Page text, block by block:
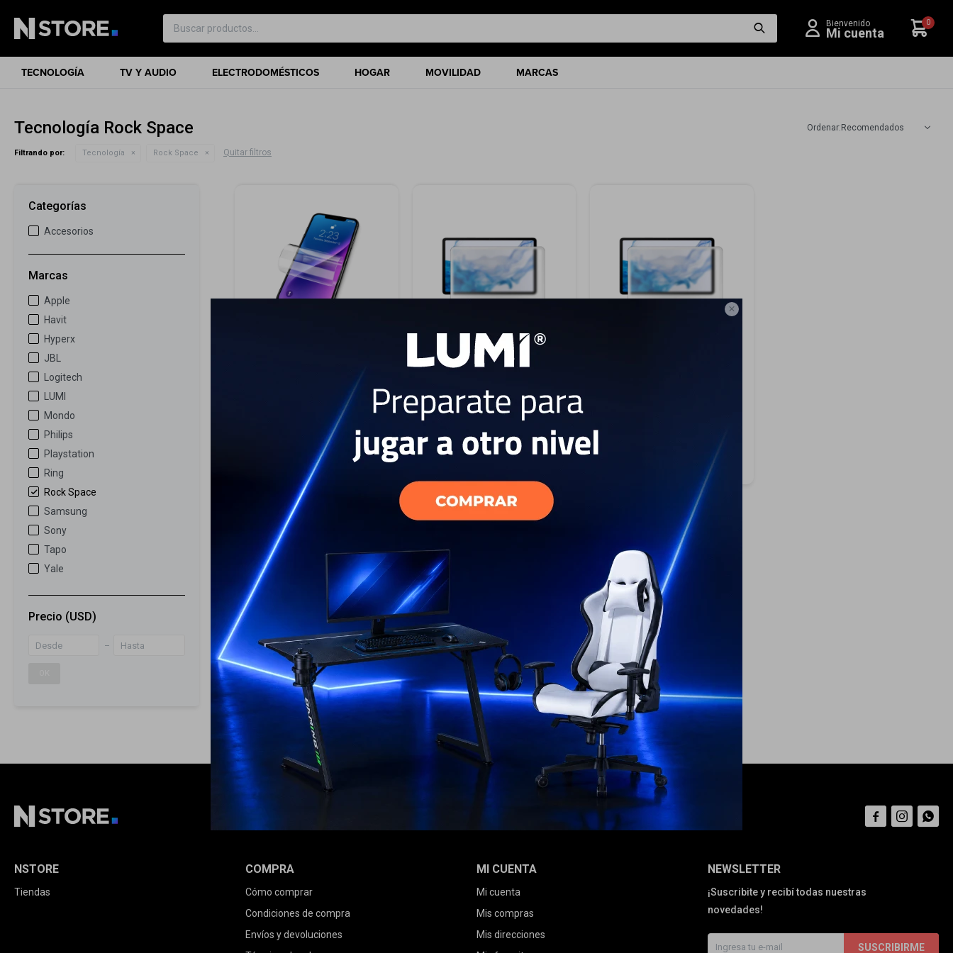

TECNOLOGÍA TV Y AUDIO ELECTRODOMÉSTICOS HOGAR MOVILIDAD MARCAS
0
Tecnología Rock Space Recomendados
Filtrando por: Tecnología Rock Space Quitar filtros
USD 15
GARANTÍA: 5 DÍAS
ENVÍO A TODO EL PAÍS
Lámina Protectora de
Hidrogel Colocada - Tablet
USD 29 USD 23
ENVÍO A TODO EL PAÍS
Categorías
Accesorios
Marcas
Apple
Havit
Hyperx
JBL
Logitech
LUMI
Mondo
Philips
Playstation
Ring
Rock Space
Samsung
Sony
Tapo
Yale
Precio (USD)
NEWSLETTER
¡Suscribite y recibí todas nuestras
novedades!
SUSCRIBIRME
NSTORE
Tiendas
COMPRA
Cómo comprar
Condiciones de compra
Envíos y devoluciones
MI CUENTA
Mi cuenta
Mis compras
Mis direcciones
  